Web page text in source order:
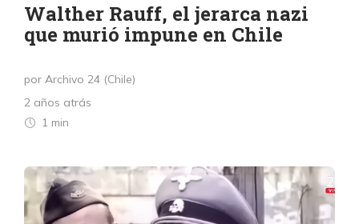
Walther Rauff, el jerarca nazi
que murió impune en Chile
por Archivo 24 (Chile)
2 años atrás
1 min